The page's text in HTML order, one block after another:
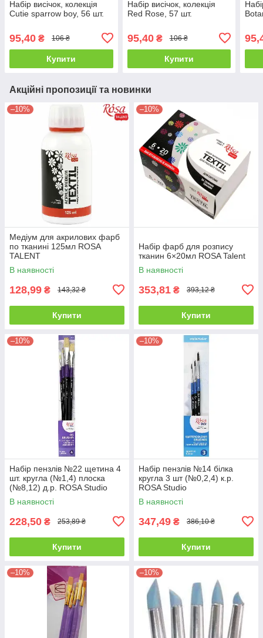
Набір висічок, колекція
Cutie sparrow boy, 56 шт.
95,40 ₴ 106 ₴
Купити
Набір висічок, колекція
Red Rose, 57 шт.
95,40₴ 106 ₴
Купити
Акційні пропозиції та новинки
–10%
Медіум для акрилових фарб
по тканині 125мл ROSA
TALENT
В наявності
128,99 ₴ 143,32 ₴
Купити
–10%
Набір фарб для розпису
тканин 6×20мл ROSA Talent
В наявності
353,81 ₴ 393,12 ₴
Купити
–10%
Набір пензлів №22 щетина 4
шт. кругла (№1,4) плоска
(№8,12) д.р. ROSA Studio
В наявності
228,50 ₴ 253,89 ₴
Купити
–10%
Набір пензлів №14 білка
кругла 3 шт (№0,2,4) к.р.
ROSA Studio
В наявності
347,49 ₴ 386,10 ₴
Купити
–10% –10%